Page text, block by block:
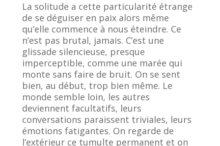
La solitude a cette particularité étrange
de se déguiser en paix alors même
qu’elle commence à nous éteindre. Ce
n’est pas brutal, jamais. C’est une
glissade silencieuse, presque
imperceptible, comme une marée qui
monte sans faire de bruit. On se sent
bien, au début, trop bien même. Le
monde semble loin, les autres
deviennent facultatifs, leurs
conversations paraissent triviales, leurs
émotions fatigantes. On regarde de
l’extérieur ce tumulte permanent et on